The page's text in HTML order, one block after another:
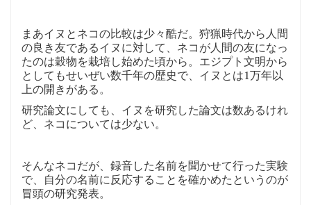
まあイヌとネコの比較は少々酷だ。狩猟時代から人間
の良き友であるイヌに対して、ネコが人間の友になっ
たのは穀物を栽培し始めた頃から。エジプト文明から
としてもせいぜい数千年の歴史で、イヌとは1万年以
上の開きがある。
研究論文にしても、イヌを研究した論文は数あるけれ
ど、ネコについては少ない。
そんなネコだが、録音した名前を聞かせて行った実験
で、自分の名前に反応することを確かめたというのが
冒頭の研究発表。